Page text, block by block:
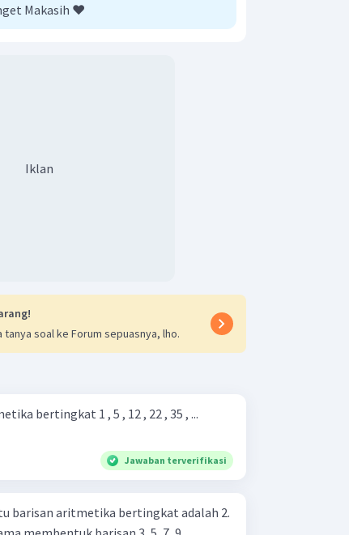
Makasih ❤️
Iklan
tanya soal ke Forum sepuasnya, lho.
bertingkat 1 , 5 , 12 , 22 , 35 , ...
Jawaban terverifikasi
barisan aritmetika bertingkat adalah 2.